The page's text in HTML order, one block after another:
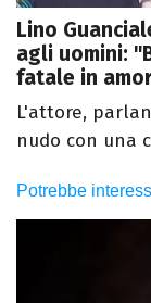
Lino
agli uomini:
fatale in
L'attore,
nudo con una